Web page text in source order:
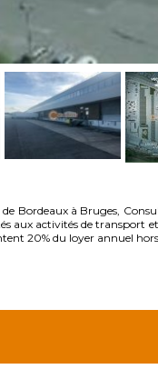
Bordeaux à Bruges,
aux activités de transport
20% du loyer annuel